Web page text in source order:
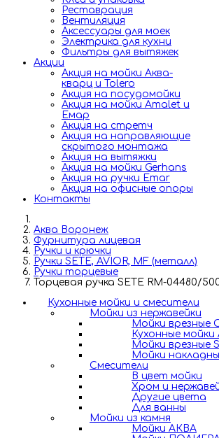
Реставрация
Вентиляция
Аксессуары для моек
Электрика для кухни
Фильтры для вытяжек
Акции
Акция на мойки Аква-
кварц и Tolero
Акция на посудомойки
Акция на мойки Amalet и
Емар
Акция на стретч
Акция на направляющие
скрытого монтажа
Акция на вытяжки
Акция на мойки Gerhans
Акция на ручки Emar
Акция на офисные опоры
Контакты
Аква Воронеж
Фурнитура лицевая
Ручки и крючки
Ручки SETE, AVIOR, MF (металл)
Ручки торцевые
Торцевая ручка SETE RM-04480/
Кухонные мойки и смесители
Мойки из нержавейки
Мойки врезные
Кухонные мойки
Мойки врезные
Мойки
Смесители
В цвет мойки
Хром и
Другие цвета
Для ванны
Мойки из камня
Мойки АКВА